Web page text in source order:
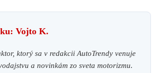
Vojto K.
ktorý sa v redakcii AutoTrendy venuje
a novinkám zo sveta motorizmu.